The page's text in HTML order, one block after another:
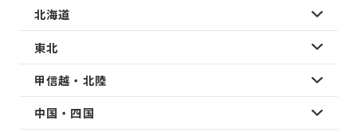
北海道
東北
甲信越・北陸
中国・四国